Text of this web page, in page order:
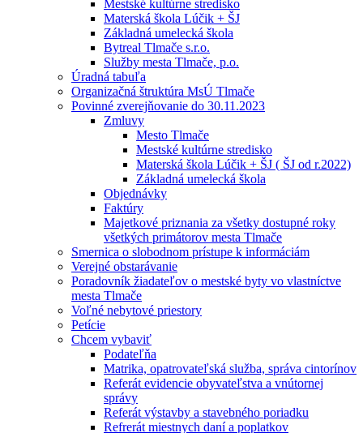
Mestské kultúrne stredisko
Materská škola Lúčik + ŠJ
Základná umelecká škola
Bytreal Tlmače s.r.o.
Služby mesta Tlmače, p.o.
Úradná tabuľa
Organizačná štruktúra MsÚ Tlmače
Povinné zverejňovanie do 30.11.2023
Zmluvy
Mesto Tlmače
Mestské kultúrne stredisko
Materská škola Lúčik + ŠJ ( ŠJ od r.2022)
Základná umelecká škola
Objednávky
Faktúry
Majetkové priznania za všetky dostupné roky
všetkých primátorov mesta Tlmače
Smernica o slobodnom prístupe k informáciám
Verejné obstarávanie
Poradovník žiadateľov o mestské byty vo vlastníctve
mesta Tlmače
Voľné nebytové priestory
Petície
Chcem vybaviť
Podateľňa
Matrika, opatrovateľská služba, správa cintorínov
Referát evidencie obyvateľstva a vnútornej
správy
Referát výstavby a stavebného poriadku
Refrerát miestnych daní a poplatkov